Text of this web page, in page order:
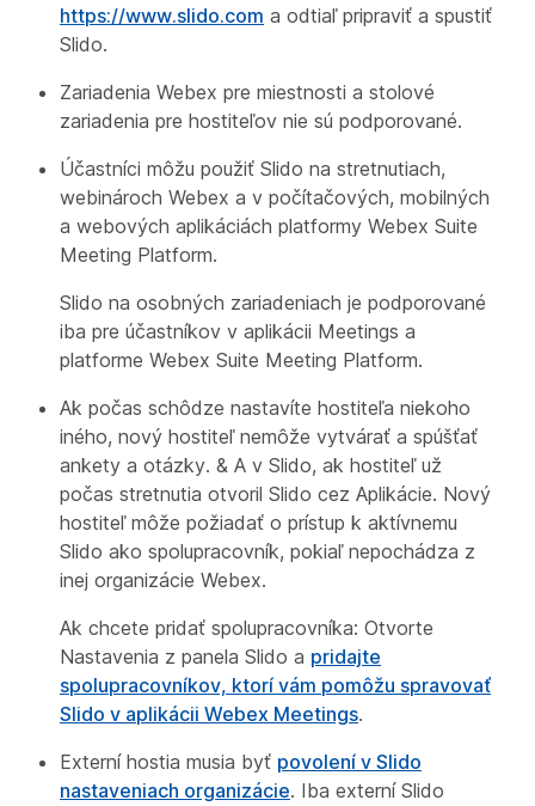
https://www.slido.com a odtiaľ pripraviť a spustiť
Slido.
Zariadenia Webex pre miestnosti a stolové
zariadenia pre hostiteľov nie sú podporované.
Účastníci môžu použiť Slido na stretnutiach,
webinároch Webex a v počítačových, mobilných
a webových aplikáciách platformy Webex Suite
Meeting Platform.
Slido na osobných zariadeniach je podporované
iba pre účastníkov v aplikácii Meetings a
platforme Webex Suite Meeting Platform.
Ak počas schôdze nastavíte hostiteľa niekoho
iného, nový hostiteľ nemôže vytvárať a spúšťať
ankety a otázky. & A v Slido, ak hostiteľ už
počas stretnutia otvoril Slido cez Aplikácie. Nový
hostiteľ môže požiadať o prístup k aktívnemu
Slido ako spolupracovník, pokiaľ nepochádza z
inej organizácie Webex.
Ak chcete pridať spolupracovníka: Otvorte
Nastavenia z panela Slido a pridajte
spolupracovníkov, ktorí vám pomôžu spravovať
Slido v aplikácii Webex Meetings.
Externí hostia musia byť povolení v Slido
nastaveniach organizácie. Iba externí Slido